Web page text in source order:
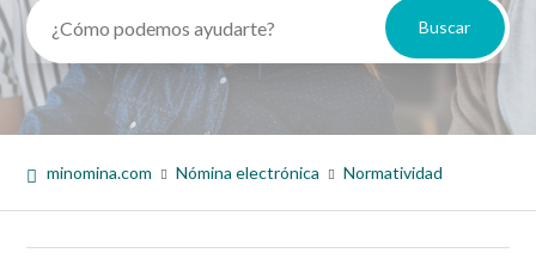
minomina.com Nómina electrónica Normatividad